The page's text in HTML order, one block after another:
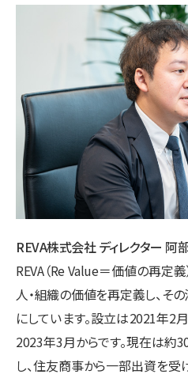
REVA株式会社 ディレクター 阿
REVA（Re Value＝価値の再定
人・組織の価値を再定義し、そ
にしています。設立は2021年2
2023年3月からです。現在は約
し、住友商事から一部出資を受